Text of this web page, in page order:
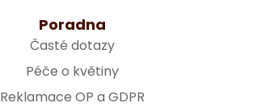
Poradna
Časté dotazy
Péče o květiny
Reklamace OP a GDPR